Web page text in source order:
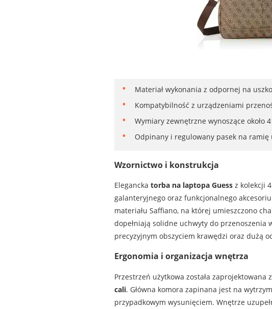
Materiał wykonania z odpornej na
Kompatybilność z urządzeniami
Wymiary zewnętrzne wynoszące około
Odpinany i regulowany pasek na ramię
Wzornictwo i konstrukcja
Elegancka torba na laptopa Guessz kolekcji
galanteryjnego oraz funkcjonalnego
materiału Saffiano, na której umieszczono
dopełniają solidne uchwyty do przenoszenia
precyzyjnym obszyciem krawędzi oraz dużą
Ergonomia i organizacja wnętrza
Przestrzeń użytkowa została
cali. Główna komora zapinana jest na
przypadkowym wysunięciem. Wnętrze